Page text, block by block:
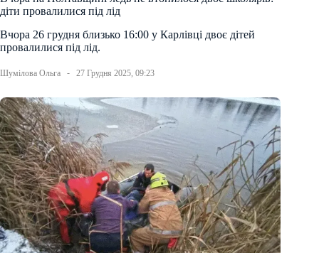
діти провалилися під лід
Вчора 26 грудня близько 16:00 у Карлівці двоє дітей
провалилися під лід.
Шумілова Ольга 27 Грудня 2025, 09:23